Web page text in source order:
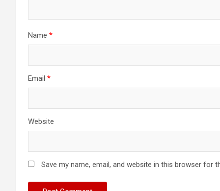
Name *
Email *
Website
Save my name, email, and website in this browser for